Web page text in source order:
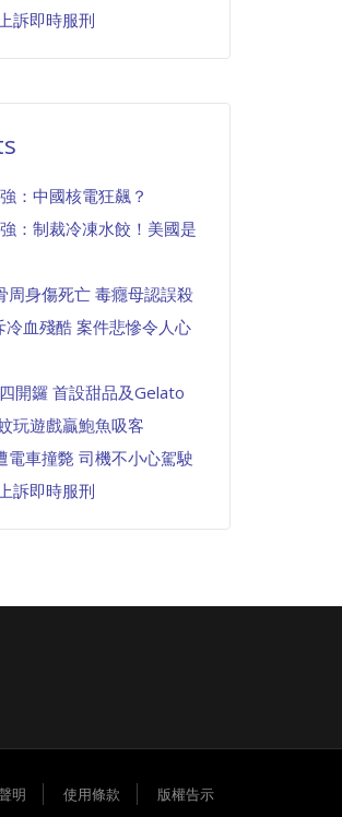
訴即時服刑
：中國核電狂飆？
：制裁冷凍水餃！美國是
周身傷死亡 毒癮母認誤殺
冷血殘酷 案件悲慘令人心
開鑼 首設甜品及Gelato
玩遊戲贏鮑魚吸客
電車撞斃 司機不小心駕駛
訴即時服刑
明 使用條款 版權告示